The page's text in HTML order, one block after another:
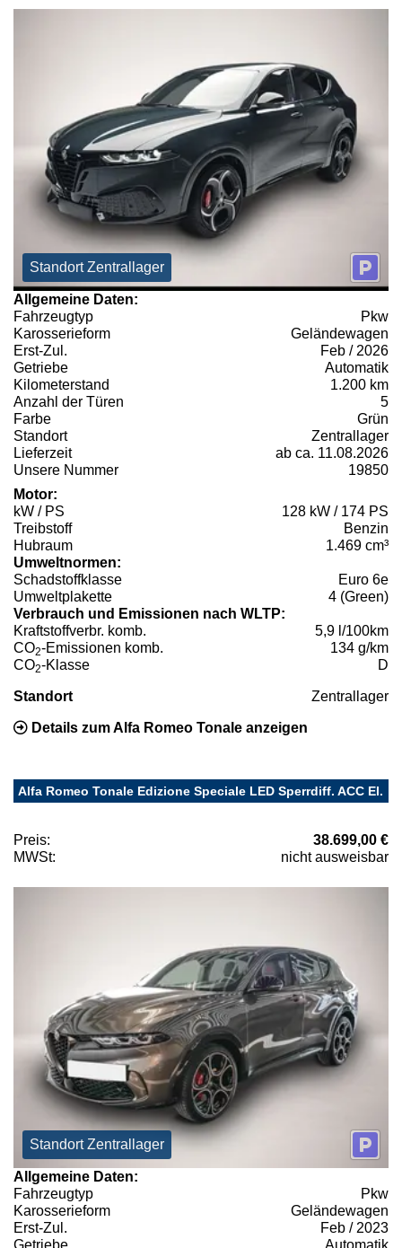
Standort Zentrallager
Allgemeine Daten:
Fahrzeugtyp
Pkw
Karosserieform
Geländewagen
Erst-Zul.
Feb / 2026
Getriebe
Automatik
Kilometerstand
1.200 km
Anzahl der Türen
5
Farbe
Grün
Standort
Zentrallager
Lieferzeit
ab ca. 11.08.2026
Unsere Nummer
19850
Motor:
kW / PS
128 kW / 174 PS
Treibstoff
Benzin
Hubraum
1.469 cm³
Umweltnormen:
Schadstoffklasse
Euro 6e
Umweltplakette
4 (Green)
Verbrauch und Emissionen nach WLTP:
Kraftstoffverbr. komb.
5,9 l/100km
CO2-Emissionen komb.
134 g/km
CO2-Klasse D
Standort Zentrallager
Details zum Alfa Romeo Tonale anzeigen
Alfa Romeo Tonale Edizione Speciale LED Sperrdiff. ACC El.
Preis:
38.699,00 €
MWSt:
nicht ausweisbar
Standort Zentrallager
Allgemeine Daten:
Fahrzeugtyp
Pkw
Karosserieform
Geländewagen
Erst-Zul.
Feb / 2023